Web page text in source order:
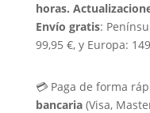
horas.
Envío gratis:
99,95 €, y Europa:
💳 Paga de forma
bancaria(Visa,